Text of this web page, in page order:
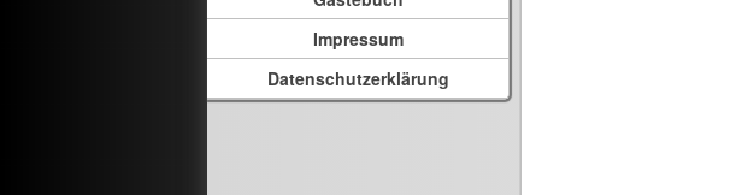
Impressum
Datenschutzerklärung